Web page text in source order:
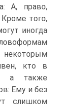
А, право,
того,
иногда
кто в
а также
Ему и без
слишком